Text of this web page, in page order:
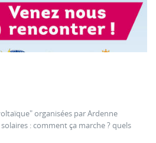
organisées par Ardenne
: comment ça marche ? quels